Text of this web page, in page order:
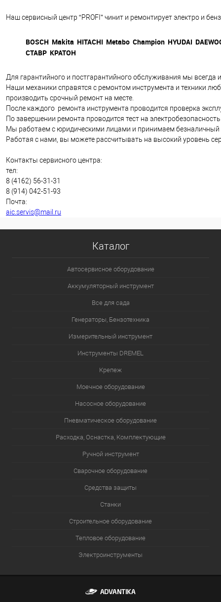
Наш сервисный центр “PROFI” чинит и ремонтирует электро и
BOSCH Makita HITACHI Metabo Champion HYUDAI
СТАВР КРАТОН
Для гарантийного и постгарантийного обслуживания мы
Наши механики справятся с ремонтом инструмента и техники
производить срочный ремонт на месте.
После каждого ремонта инструмента проводится проверка
По завершении ремонта проводится тест на
Мы работаем с юридическими лицами и принимаем безналичный
Работая с нами, вы можете рассчитывать на высокий уровень
Контакты сервисного центра:
тел:
8 (4162) 56-31-31
8 (914) 042-51-93
Почта:
aic.servis@mail.ru
Каталог
Автосервисное оборудование
Аккумуляторный инструмент
Все для сада
Генераторы, Бензотехника
Измерительный инструмент
Инструменты DREMEL
Крепеж
Моечное оборудование
Насосное оборудование
Пневматическое оборудование
Расходка, Оснастка, Комплектующие
Ручной инструмент
Сварочное оборудование
Средства защиты
Станки
Строительное оборудование
Тепловое оборудование
Электроинструменты